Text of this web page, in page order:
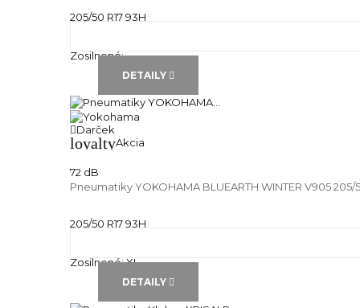
205/50 R17 93H
Zosilnené:---
DETAILY
Darček
loyaltyAkcia
72 dB
Pneumatiky YOKOHAMA BLUEARTH WINTER V905 205/
205/50 R17 93H
Zosilnené:XL
DETAILY